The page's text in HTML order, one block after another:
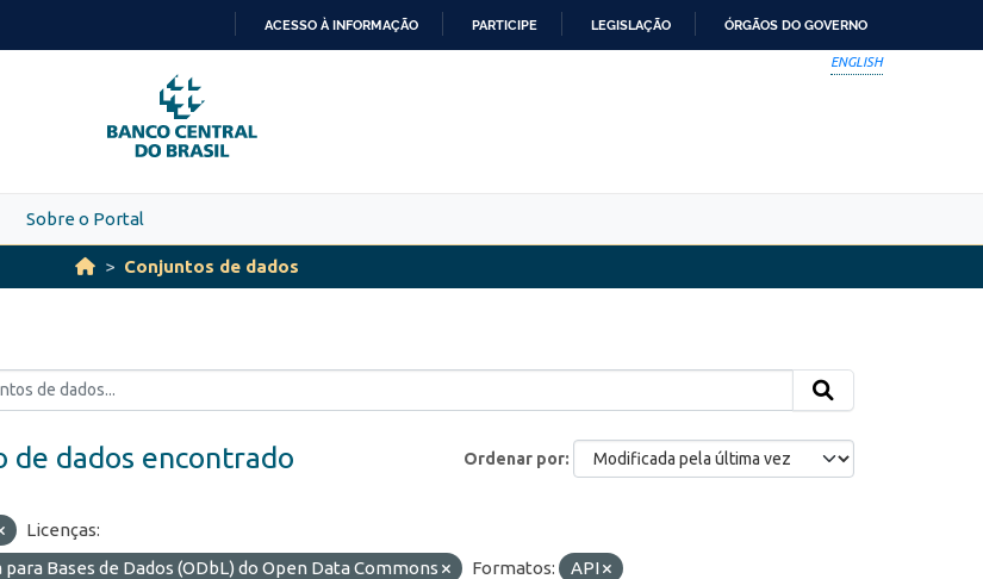
PARA
O
CONTEÚDO
ACESSO À INFORMAÇÃO PARTICIPE LEGISLAÇÃO ÓRGÃOS DO GOVERNO
ENGLISH
Sobre o Portal
Conjuntos de dados
Ordenar por
de dados encontrado
Licenças:
Bases de Dados (ODbL) do Open Data Commons
Formatos: API